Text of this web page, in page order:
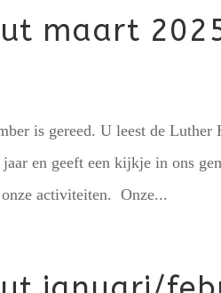
maart
is gereed. U leest de
en geeft een kijkje in ons
activiteiten. Onze...